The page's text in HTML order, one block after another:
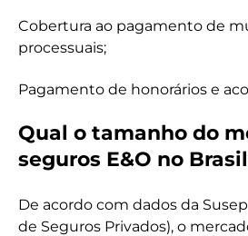
Cobertura ao pagamento de
processuais;
Pagamento de honorários e
Qual o tamanho do
seguros E&O no
De acordo com dados da
de Seguros Privados), o